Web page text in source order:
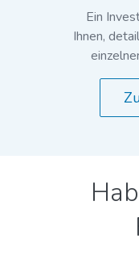
Ein
Ihnen,